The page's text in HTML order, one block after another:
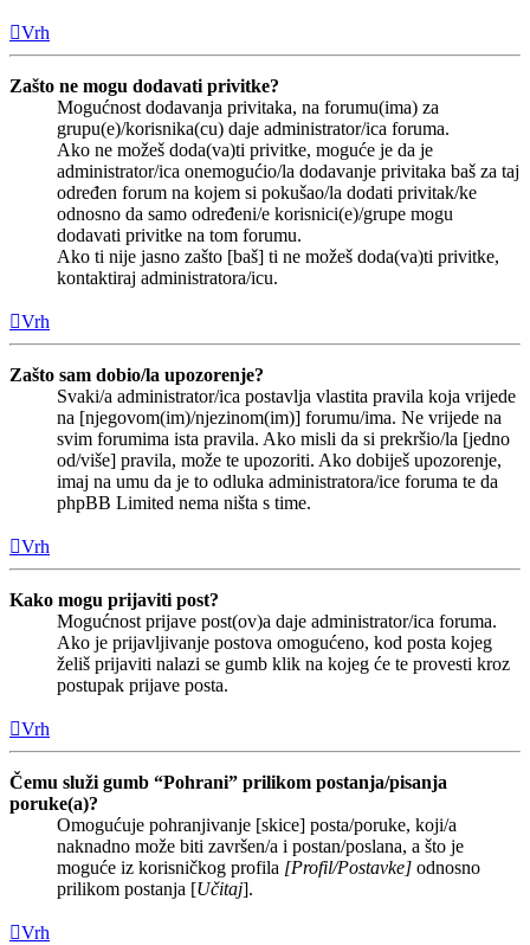
Vrh
Zašto ne mogu dodavati privitke?
Mogućnost dodavanja privitaka, na forumu(ima) za
grupu(e)/korisnika(cu) daje administrator/ica foruma.
Ako ne možeš doda(va)ti privitke, moguće je da je
administrator/ica onemogućio/la dodavanje privitaka baš za taj
određen forum na kojem si pokušao/la dodati privitak/ke
odnosno da samo određeni/e korisnici(e)/grupe mogu
dodavati privitke na tom forumu.
Ako ti nije jasno zašto [baš] ti ne možeš doda(va)ti privitke,
kontaktiraj administratora/icu.
Vrh
Zašto sam dobio/la upozorenje?
Svaki/a administrator/ica postavlja vlastita pravila koja vrijede
na [njegovom(im)/njezinom(im)] forumu/ima. Ne vrijede na
svim forumima ista pravila. Ako misli da si prekršio/la [jedno
od/više] pravila, može te upozoriti. Ako dobiješ upozorenje,
imaj na umu da je to odluka administratora/ice foruma te da
phpBB Limited nema ništa s time.
Vrh
Kako mogu prijaviti post?
Mogućnost prijave post(ov)a daje administrator/ica foruma.
Ako je prijavljivanje postova omogućeno, kod posta kojeg
želiš prijaviti nalazi se gumb klik na kojeg će te provesti kroz
postupak prijave posta.
Vrh
Čemu služi gumb “Pohrani” prilikom postanja/pisanja
poruke(a)?
Omogućuje pohranjivanje [skice] posta/poruke, koji/a
naknadno može biti završen/a i postan/poslana, a što je
moguće iz korisničkog profila [Profil/Postavke] odnosno
prilikom postanja [Učitaj].
Vrh